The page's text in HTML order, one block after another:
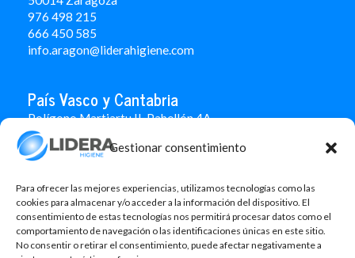
Gestionar consentimiento
Para ofrecer las mejores experiencias, utilizamos tecnologías como las
cookies para almacenar y/o acceder a la información del dispositivo. El
consentimiento de estas tecnologías nos permitirá procesar datos como el
comportamiento de navegación o las identificaciones únicas en este sitio.
No consentir o retirar el consentimiento, puede afectar negativamente a
976 498 215
666 450 585
info.aragon@liderahigiene.com
País Vasco y Cantabria
Polígono Martiartu II. Pabellón 4A
48480 Arrigorriaga
Bizkaia
666 451 184
info.paisvasco@liderahigiene.com
Linked In